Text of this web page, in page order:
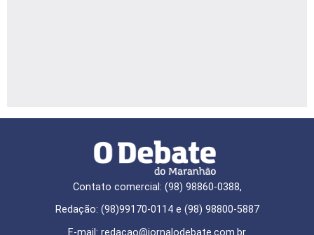
Contato comercial: (98) 98860-0388,
Redação: (98)99170-0114 e (98) 98800-5887
E-mail: redaçao@jornalodebate.com.br